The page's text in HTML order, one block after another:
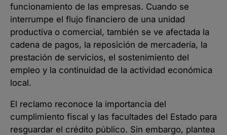
funcionamiento de las empresas. Cuando se
interrumpe el flujo financiero de una unidad
productiva o comercial, también se ve afectada la
cadena de pagos, la reposición de mercadería, la
prestación de servicios, el sostenimiento del
empleo y la continuidad de la actividad económica
local.
El reclamo reconoce la importancia del
cumplimiento fiscal y las facultades del Estado para
resguardar el crédito público. Sin embargo, plantea